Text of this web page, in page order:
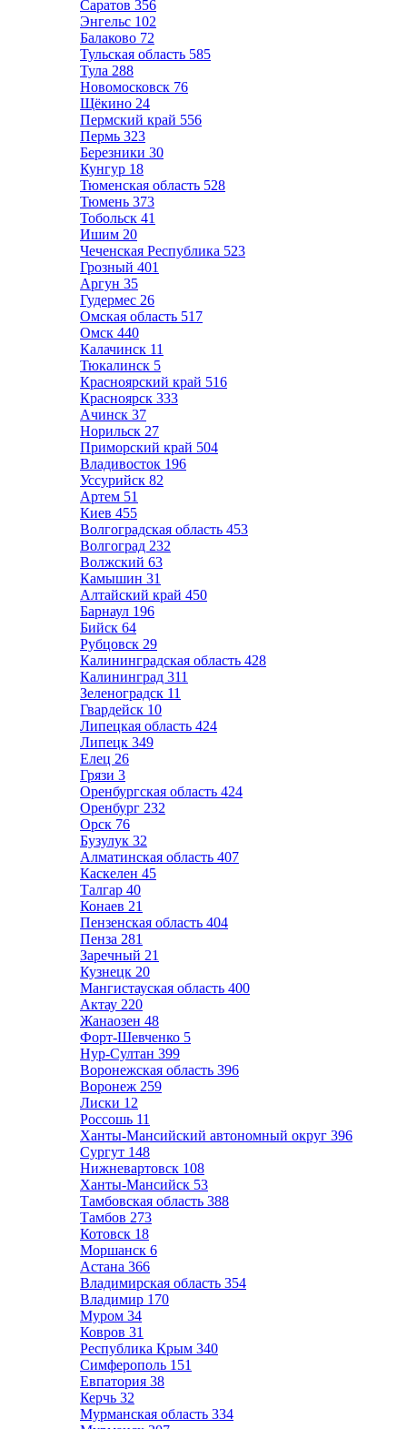
Саратов 356
Энгельс 102
Балаково 72
Тульская область 585
Тула 288
Новомосковск 76
Щёкино 24
Пермский край 556
Пермь 323
Березники 30
Кунгур 18
Тюменская область 528
Тюмень 373
Тобольск 41
Ишим 20
Чеченская Республика 523
Грозный 401
Аргун 35
Гудермес 26
Омская область 517
Омск 440
Калачинск 11
Тюкалинск 5
Красноярский край 516
Красноярск 333
Ачинск 37
Норильск 27
Приморский край 504
Владивосток 196
Уссурийск 82
Артем 51
Киев 455
Волгоградская область 453
Волгоград 232
Волжский 63
Камышин 31
Алтайский край 450
Барнаул 196
Бийск 64
Рубцовск 29
Калининградская область 428
Калининград 311
Зеленоградск 11
Гвардейск 10
Липецкая область 424
Липецк 349
Елец 26
Грязи 3
Оренбургская область 424
Оренбург 232
Орск 76
Бузулук 32
Алматинская область 407
Каскелен 45
Талгар 40
Конаев 21
Пензенская область 404
Пенза 281
Заречный 21
Кузнецк 20
Мангистауская область 400
Актау 220
Жанаозен 48
Форт-Шевченко 5
Нур-Султан 399
Воронежская область 396
Воронеж 259
Лиски 12
Россошь 11
Ханты-Мансийский автономный округ 396
Сургут 148
Нижневартовск 108
Ханты-Мансийск 53
Тамбовская область 388
Тамбов 273
Котовск 18
Моршанск 6
Астана 366
Владимирская область 354
Владимир 170
Муром 34
Ковров 31
Республика Крым 340
Симферополь 151
Евпатория 38
Керчь 32
Мурманская область 334